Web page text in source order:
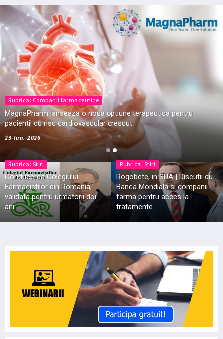
Rubrica: Companii farmaceutice
MagnaPharm lanseaza o noua optiune terapeutica pentru
pacientii cu risc cardiovascular crescut
23-Iun.-2026
Rubrica: Stiri
Conducerea Colegiului
Farmacistilor din Romania,
validata pentru urmatorii doi
ani
Rubrica: Stiri
Rogobete, in SUA | Discutii cu
Banca Mondiala si companii
farma pentru acces la
tratamente